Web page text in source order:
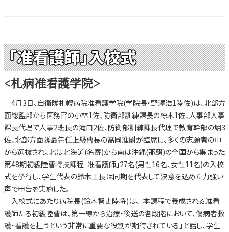
「准看護師」入校式
<札病准看護学院>
4月3日、自衛隊札幌病院准看護学院(学院長・野澤浩1陸佐)は、北部方
面総監部から医務官の小林1佐、防衛部訓練課長の椋木1佐、人事部人事
課長代理で人事2班長の滝口2佐、防衛部訓練課長代理で教育幹部の堀3
佐、北部方面隊最先任上級曹長の高岡准尉が臨席し、多くの志願者の中
から選抜され、北は北海道(名寄)から南は沖縄(那覇)の全国から集まった
第48期初級陸曹特技課程「准看護師」27名(男性16名、女性11名)の入校
式を挙行し、学生代表の鈴木士長は同期を代表して決意を込めた力強い
声で申告を実施した。
入校式にあたり病院長(鈴木智史陸将)は、「本課程で養成される准看
護師たる初級陸曹は、第一線から治療・後送の各段階において、傷病者救
護・看護を担うという非常に重要な役割が期待されている」と話し、学生